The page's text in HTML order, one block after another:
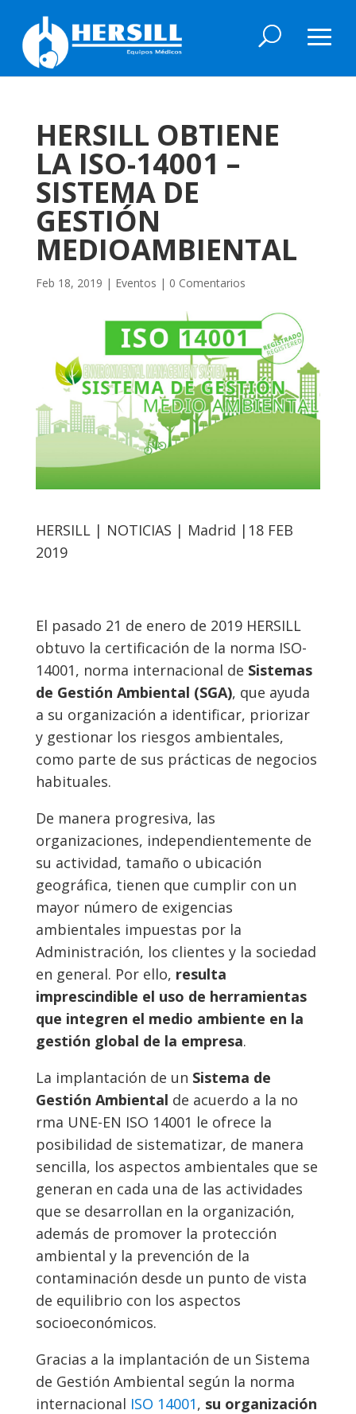
HERSILL OBTIENE
LA ISO-14001 –
SISTEMA DE
GESTIÓN
MEDIOAMBIENTAL
Feb 18, 2019 | Eventos | 0 Comentarios
HERSILL | NOTICIAS | Madrid |18 FEB
2019
El pasado 21 de enero de 2019 HERSILL
obtuvo la certificación de la norma ISO-
14001, norma internacional de Sistemas
de Gestión Ambiental (SGA), que ayuda
a su organización a identificar, priorizar
y gestionar los riesgos ambientales,
como parte de sus prácticas de negocios
habituales.
De manera progresiva, las
organizaciones, independientemente de
su actividad, tamaño o ubicación
geográfica, tienen que cumplir con un
mayor número de exigencias
ambientales impuestas por la
Administración, los clientes y la sociedad
en general. Por ello, resulta
imprescindible el uso de herramientas
que integren el medio ambiente en la
gestión global de la empresa.
La implantación de un Sistema de
Gestión Ambiental de acuerdo a la no​
rma UNE-EN ISO ​ 14001 le ofrece la
posibilidad de sistematizar, de manera
sencilla, los aspectos ambientales que se
generan en cada una de las actividades
que se desarrollan en la organización,
además de promover la protección
ambiental y la prevención de la
contaminación desde un punto de vista
de equilibrio con los aspectos
socioeconómicos.
Gracias a la implantación de un Sistema
de Gestión Ambiental según la norma
internacional ISO 14001, su organización